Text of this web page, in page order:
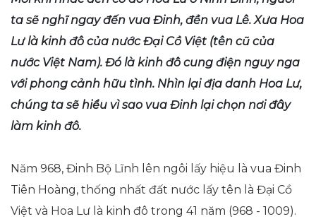
ta sẽ nghĩ ngay đến vua Đinh, đền vua Lê. Xưa Hoa
Lư là kinh đô của nước Đại Cồ Việt (tên cũ của
nước Việt Nam). Đó là kinh đô cung điện nguy nga
với phong cảnh hữu tình. Nhìn lại địa danh Hoa Lư,
chúng ta sẽ hiểu vì sao vua Đinh lại chọn nơi đây
làm kinh đô.
Năm 968, Đinh Bộ Lĩnh lên ngôi lấy hiệu là vua Đinh
Tiên Hoàng, thống nhất đất nước lấy tên là Đại Cồ
Việt và Hoa Lư là kinh đô trong 41 năm (968 - 1009).